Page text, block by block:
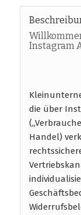
Instagram
die über
Handel)